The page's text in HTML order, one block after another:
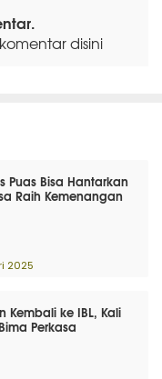
disini
Puas Bisa Hantarkan
Raih Kemenangan
2025
Kembali ke IBL, Kali
Perkasa